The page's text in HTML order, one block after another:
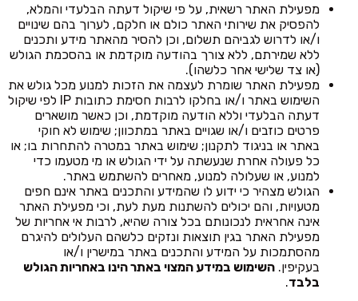
מפעילת האתר רשאית, על פי שיקול דעתה הבלעדי והמלא,
להפסיק את שירותי האתר כולם או חלקם, לערוך בהם שינויים
ו/או לדרוש לגביהם תשלום, וכן להסיר מהאתר מידע ותכנים
ללא שמירתם, ללא צורך בהודעה מוקדמת או בהסכמת הגולש
(או צד שלישי אחר כלשהו).
מפעילת האתר שומרת לעצמה את הזכות למנוע מכל גולש את
השימוש באתר ו/או בחלקו לרבות חסימת כתובות IP לפי שיקול
דעתה הבלעדי וללא הודעה מוקדמת, וכן כאשר מושארים
פרטים כוזבים ו/או שגויים באתר במתכוון; שימוש לא חוקי
באתר או בניגוד לתקנון; שימוש באתר במטרה להתחרות בו; או
כל פעולה אחרת שנעשתה על ידי הגולש או מי מטעמו כדי
למנוע, או שעלולה למנוע, מאחרים להשתמש באתר.
הגולש מצהיר כי ידוע לו שהמידע והתכנים באתר אינם חפים
מטעויות, והם יכולים להשתנות מעת לעת, וכי מפעילת האתר
אינה אחראית לנכונותם בכל צורה שהיא, לרבות אי אחריות של
מפעילת האתר בגין תוצאות ונזקים כלשהם העלולים להיגרם
מהסתמכות על המידע והתכנים באתר במישרין ו/או
בעקיפין. השימוש במידע המצוי באתר הינו באחריות הגולש
בלבד.